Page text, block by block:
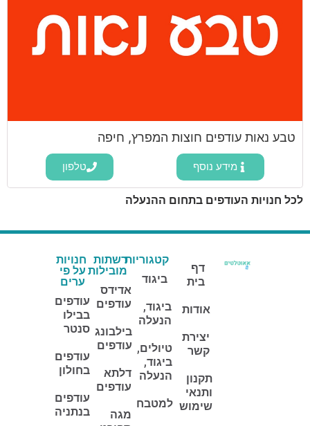
טבע נאות עודפים חוצות המפרץ, חיפה
מידע נוסף טלפון
לכל חנויות העודפים בתחום ההנעלה
דף
בית
אודות
יצירת
קשר
תקנון
ותנאי
שימוש
קטגוריות
ביגוד
ביגוד,
הנעלה
טיולים,
ביגוד,
הנעלה
למטבח
רשתות
מובילות
אדידס
עודפים
בילבונג
עודפים
דלתא
עודפים
מגה
חנויות
על פי
ערים
עודפים
בבילו
סנטר
עודפים
בחולון
עודפים
בנתניה